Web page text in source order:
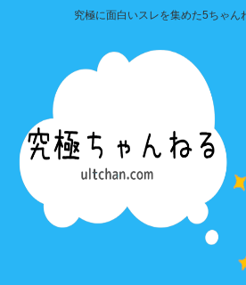
究極に面白いスレを集めた5ちゃん